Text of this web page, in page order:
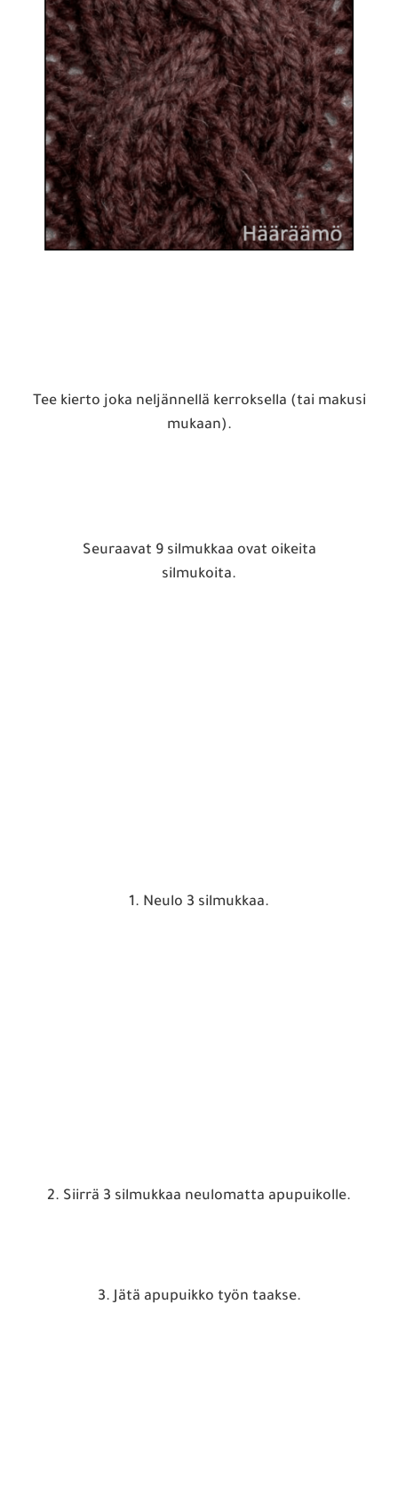
Tee kierto joka neljännellä kerroksella (tai makusi
mukaan).
Seuraavat 9 silmukkaa ovat oikeita
silmukoita.
1. Neulo 3 silmukkaa.
2. Siirrä 3 silmukkaa neulomatta apupuikolle.
3. Jätä apupuikko työn taakse.